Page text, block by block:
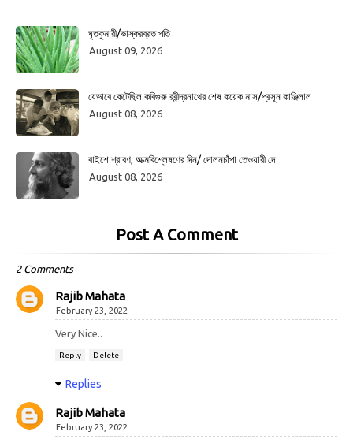
ঘৃতকুমারী/ভাস্করব্রত পতি
August 09, 2026
যেভাবে কেটেছিল কবিগুরু রবীন্দ্রনাথের শেষ কয়েক মাস/প্রসূন কাঞ্জিলাল
August 08, 2026
বাইশে শ্রাবণ, আত্মবিশ্লেষণের দিন/ দোলনচাঁপা তেওয়ারী দে
August 08, 2026
Post A Comment
2 Comments
Rajib Mahata
February 23, 2022
Very Nice..
Reply Delete
Replies
Rajib Mahata
February 23, 2022